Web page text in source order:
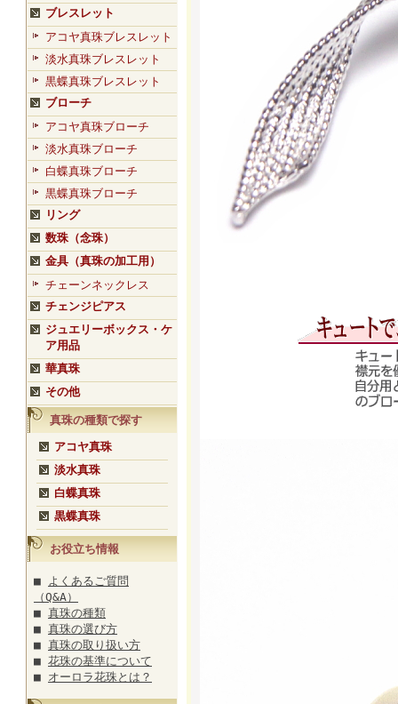
ブレスレット
アコヤ真珠ブレスレット
淡水真珠ブレスレット
黒蝶真珠ブレスレット
ブローチ
アコヤ真珠ブローチ
淡水真珠ブローチ
白蝶真珠ブローチ
黒蝶真珠ブローチ
リング
数珠（念珠）
金具（真珠の加工用）
チェーンネックレス
チェンジピアス
ジュエリーボックス・ケ
ア用品
華真珠
その他
真珠の種類で探す
アコヤ真珠
淡水真珠
白蝶真珠
黒蝶真珠
お役立ち情報
■ よくあるご質問
（Q&A）
■ 真珠の種類
■ 真珠の選び方
■ 真珠の取り扱い方
■ 花珠の基準について
■ オーロラ花珠とは？